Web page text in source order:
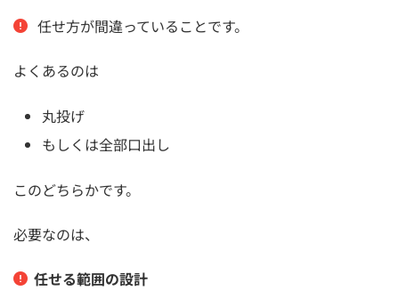
任せ方が間違っていることです。
よくあるのは
丸投げ
もしくは全部口出し
このどちらかです。
必要なのは、
任せる範囲の設計